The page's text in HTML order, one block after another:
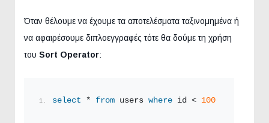
Όταν θέλουμε να έχουμε τα αποτελέσματα ταξινομημένα ή
να αφαιρέσουμε διπλοεγγραφές τότε θα δούμε τη χρήση
του Sort Operator:
select * from users where id < 100